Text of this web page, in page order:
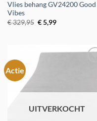
Vlies behang GV24200 Good
Vibes
€329,95 Oorspronkelijke
prijs
€5,99Huidige
Actie
UITVERKOCHT